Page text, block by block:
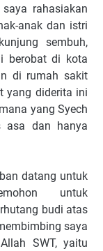
rahasiakan
anak dan istri
sembuh,
berobat di kota
di rumah sakit
yang diderita ini
yang Syech
asa dan hanya
datang untuk
untuk
budi atas
saya
SWT, yaitu